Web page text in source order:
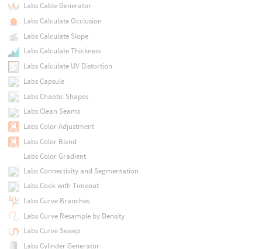
Labs Cable Generator
Labs Calculate Occlusion
Labs Calculate Slope
Labs Calculate Thickness
Labs Calculate UV Distortion
Labs Capsule
Labs Chaotic Shapes
Labs Clean Seams
Labs Color Adjustment
Labs Color Blend
Labs Color Gradient
Labs Connectivity and Segmentation
Labs Cook with Timeout
Labs Curve Branches
Labs Curve Resample by Density
Labs Curve Sweep
Labs Cylinder Generator